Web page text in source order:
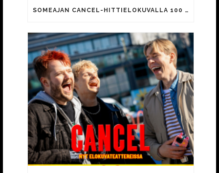
SOMEAJAN CANCEL-HITTIELOKUVALLA 100 000 KATSOJAA!